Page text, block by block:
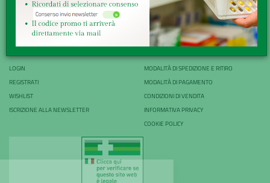
PATOLOGIE E RIMEDI
CONTATTI
AREA UTENTE
LOGIN
REGISTRATI
WISHLIST
ISCRIZIONE ALLA NEWSLETTER
LINK VELOCI
MODALITÀ DI SPEDIZIONE E RITIRO
MODALITÀ DI PAGAMENTO
CONDIZIONI DI VENDITA
INFORMATIVA PRIVACY
COOKIE POLICY